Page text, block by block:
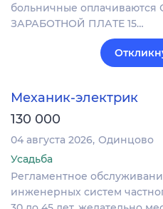
больничные
ЗАРАБОТНОЙ ПЛАТЕ 15…
Механик-электрик
130 000
04 августа 2026 Одинцово
Усадьба
Регламентное
инженерных систем